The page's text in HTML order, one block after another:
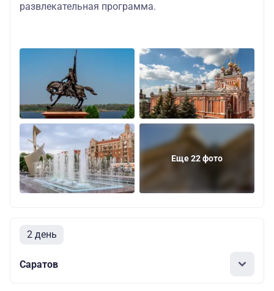
развлекательная программа.
Еще 22 фото
2 день
Саратов